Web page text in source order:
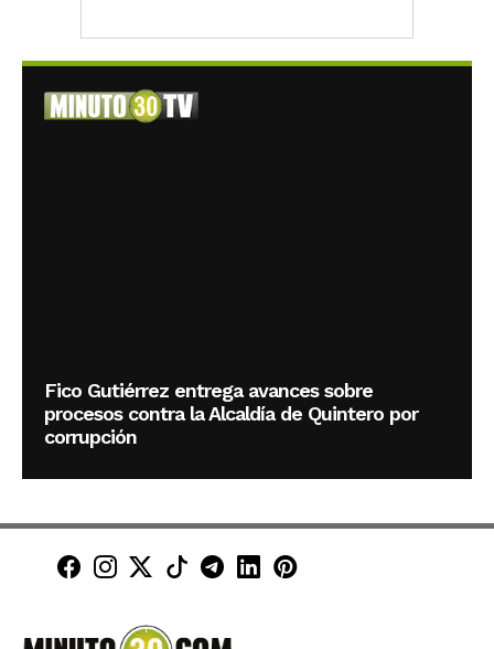
Fico Gutiérrez entrega avances sobre
procesos contra la Alcaldía de Quintero por
corrupción
Minuto30 en Facebook
Minuto30 en Instagram
Minuto30 en X (Twitter)
Minuto30 en TikTok
Canal de Minuto30 en
Minuto30 en LinkedIn
Minuto30 en